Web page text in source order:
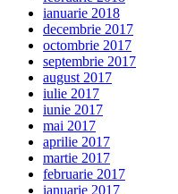
ianuarie 2018
decembrie 2017
octombrie 2017
septembrie 2017
august 2017
iulie 2017
iunie 2017
mai 2017
aprilie 2017
martie 2017
februarie 2017
ianuarie 2017